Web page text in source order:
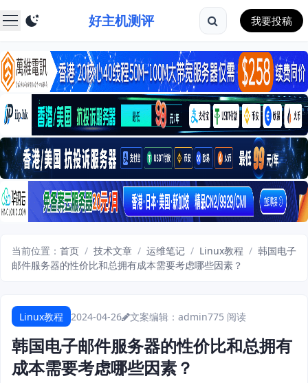
好主机测评 我要投稿
当前位置： 首页 / 技术文章 / 运维笔记 / Linux教程 / 韩国电子
邮件服务器的性价比和总拥有成本需要考虑哪些因素？
Linux教程 2024-04-26 文案编辑：admin775 阅读
韩国电子邮件服务器的性价比和总拥有
成本需要考虑哪些因素？